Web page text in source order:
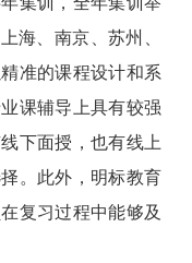
海、南京、苏州、
准的课程设计和系
课辅导上具有较强
下面授，也有线上
。此外，明标教育
复习过程中能够及